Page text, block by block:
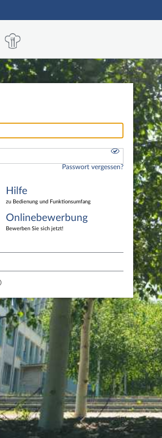
Passwort vergessen?
Hilfe
zu Bedienung und Funktionsumfang
Onlinebewerbung
Bewerben Sie sich jetzt!